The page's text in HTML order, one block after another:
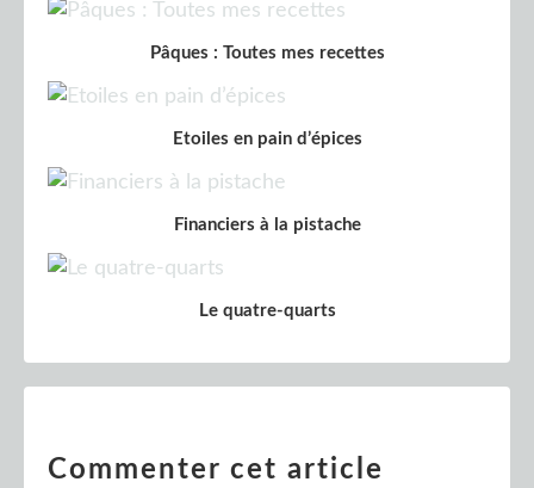
Pâques : Toutes mes recettes
Etoiles en pain d’épices
Financiers à la pistache
Le quatre-quarts
Commenter cet article